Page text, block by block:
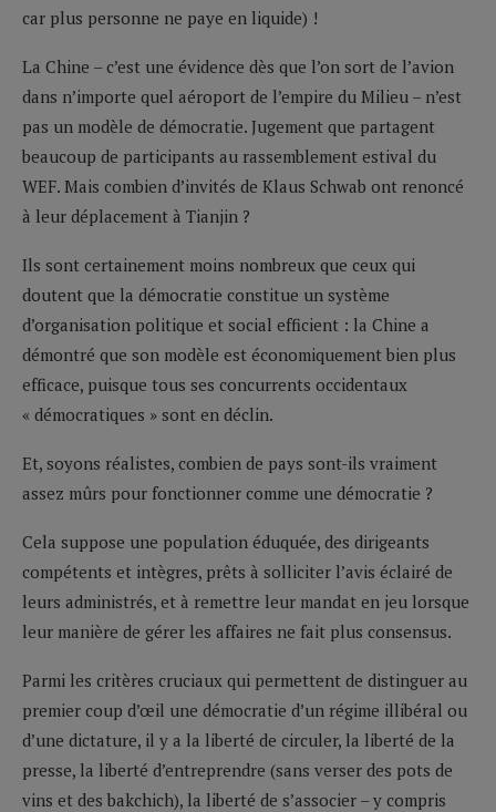
car plus personne ne paye en liquide) !
La Chine – c’est une évidence dès que l’on sort de l’avion
dans n’importe quel aéroport de l’empire du Milieu – n’est
pas un modèle de démocratie. Jugement que partagent
beaucoup de participants au rassemblement estival du
WEF. Mais combien d’invités de Klaus Schwab ont renoncé
à leur déplacement à Tianjin ?
Ils sont certainement moins nombreux que ceux qui
doutent que la démocratie constitue un système
d’organisation politique et social efficient : la Chine a
démontré que son modèle est économiquement bien plus
efficace, puisque tous ses concurrents occidentaux
« démocratiques » sont en déclin.
Et, soyons réalistes, combien de pays sont-ils vraiment
assez mûrs pour fonctionner comme une démocratie ?
Cela suppose une population éduquée, des dirigeants
compétents et intègres, prêts à solliciter l’avis éclairé de
leurs administrés, et à remettre leur mandat en jeu lorsque
leur manière de gérer les affaires ne fait plus consensus.
Parmi les critères cruciaux qui permettent de distinguer au
premier coup d’œil une démocratie d’un régime illibéral ou
d’une dictature, il y a la liberté de circuler, la liberté de la
presse, la liberté d’entreprendre (sans verser des pots de
vins et des bakchich), la liberté de s’associer – y compris